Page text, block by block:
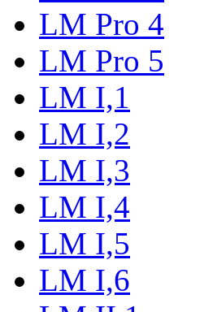
LM Pro 4
LM Pro 5
LM I,1
LM I,2
LM I,3
LM I,4
LM I,5
LM I,6